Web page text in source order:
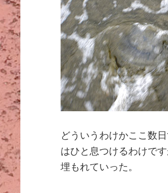
どういうわけかここ数
はひと息つけるわけで
埋もれていった。